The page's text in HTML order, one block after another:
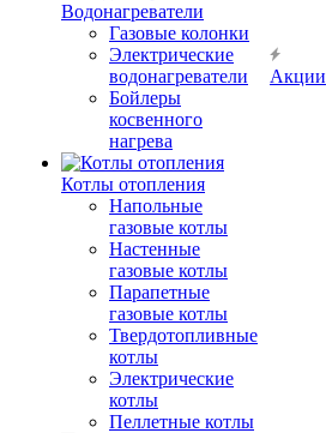
Водонагреватели
Газовые колонки
Электрические
водонагреватели
Бойлеры
косвенного
нагрева
Котлы отопления
Напольные
газовые котлы
Настенные
газовые котлы
Парапетные
газовые котлы
Твердотопливные
котлы
Электрические
котлы
Пеллетные котлы
Акции